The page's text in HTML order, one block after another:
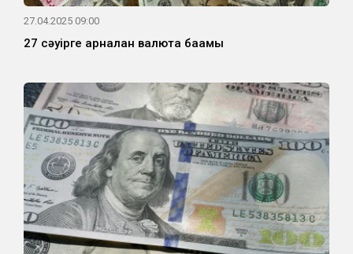
27.04.2025 09:00
27 сәуірге арналған валюта бағамы